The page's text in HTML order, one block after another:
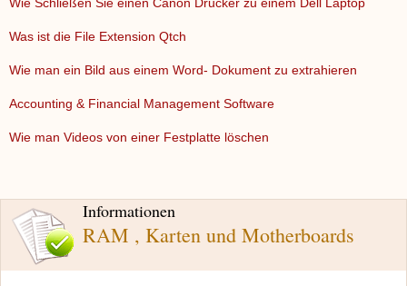
Informationen
RAM , Karten und Motherboards
Was ist die File Extension Qtch
Wie man ein Bild aus einem Word- Dokument zu extrahieren
Accounting & Financial Management Software
Wie man Videos von einer Festplatte löschen